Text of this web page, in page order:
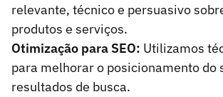
relevante, técnico e persuasivo
produtos e serviços.
Otimização para SEO: Utilizamos
para melhorar o posicionamento do
resultados de busca.